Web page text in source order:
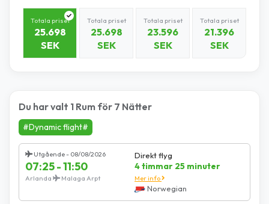
Totala priset
25.698
SEK
Totala priset
25.698
SEK
Totala priset
23.596
SEK
Totala priset
21.396
SEK
Du har valt 1 Rum för 7 Nätter
#Dynamic flight#
Utgående - 08/08/2026
07:25 - 11:50
Arlanda Malaga Arpt
Direkt flyg
4 timmar 25 minuter
Mer info
Norwegian